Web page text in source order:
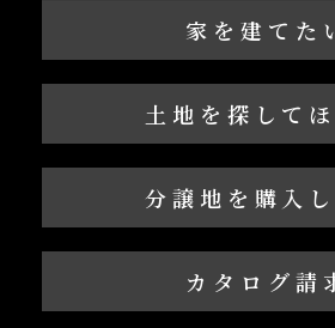
家を建てた
土地を探して
分譲地を購入
カタログ請